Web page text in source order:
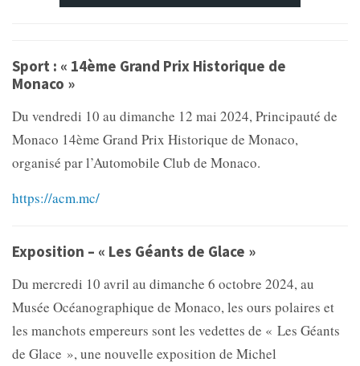
Sport : « 14ème Grand Prix Historique de
Monaco »
Du vendredi 10 au dimanche 12 mai 2024, Principauté de
Monaco 14ème Grand Prix Historique de Monaco,
organisé par l’Automobile Club de Monaco.
https://acm.mc/
Exposition – « Les Géants de Glace »
Du mercredi 10 avril au dimanche 6 octobre 2024, au
Musée Océanographique de Monaco, les ours polaires et
les manchots empereurs sont les vedettes de « Les Géants
de Glace », une nouvelle exposition de Michel